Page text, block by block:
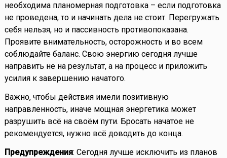
необходима планомерная подготовка – если подготовка
не проведена, то и начинать дела не стоит. Перегружать
себя нельзя, но и пассивность противопоказана.
Проявите внимательность, осторожность и во всем
соблюдайте баланс. Свою энергию сегодня лучше
направить не на результат, а на процесс и приложить
усилия к завершению начатого.
Важно, чтобы действия имели позитивную
направленность, иначе мощная энергетика может
разрушить всё на своём пути. Бросать начатое не
рекомендуется, нужно всё доводить до конца.
Предупреждения: Сегодня лучше исключить из планов